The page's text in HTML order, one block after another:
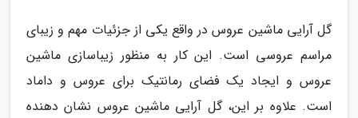
گل آرایی ماشین عروس در واقع یکی از جزئیات مهم و زیبای
مراسم عروسی است. این کار به منظور زیباسازی ماشین
عروس و ایجاد یک فضای رمانتیک برای عروس و داماد
است. علاوه بر این، گل آرایی ماشین عروس نشان دهنده